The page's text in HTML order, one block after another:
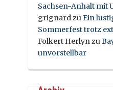
Sachsen-Anhalt mit
grignardzuEin
Sommerfest trotz
Folkert Herlynzu
unvorstellbar